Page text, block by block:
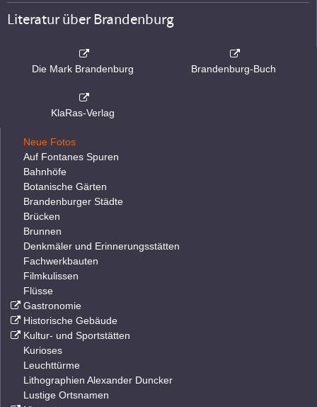
Literatur über Brandenburg
Die Mark Brandenburg Brandenburg-Buch
KlaRas-Verlag
Neue Fotos
Auf Fontanes Spuren
Bahnhöfe
Botanische Gärten
Brandenburger Städte
Brücken
Brunnen
Denkmäler und Erinnerungsstätten
Fachwerkbauten
Filmkulissen
Flüsse
Gastronomie
Historische Gebäude
Kultur- und Sportstätten
Kurioses
Leuchttürme
Lithographien Alexander Duncker
Lustige Ortsnamen